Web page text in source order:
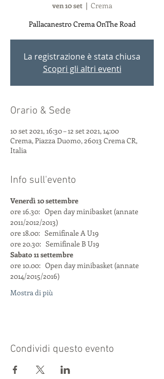
ven 10 set
  |
Crema
Pallacanestro Crema OnThe Road
La registrazione è stata chiusa
Scopri gli altri eventi
Orario & Sede
10 set 2021, 16:30 – 12 set 2021, 14:00
Crema, Piazza Duomo, 26013 Crema CR,
Italia
Info sull'evento
Venerdì 10 settembre
ore 16.30:   Open day minibasket (annate
2011/2012/2013)
ore 18.00:   Semifinale A U19
ore 20.30:   Semifinale B U19
Sabato 11 settembre
ore 10.00:   Open day minibasket (annate
2014/2015/2016)
Mostra di più
Condividi questo evento